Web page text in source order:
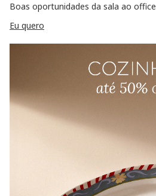
Boas oportunidades da sala ao office
Eu quero